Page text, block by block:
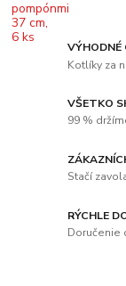
VÝHODNÉ
Kotlíky za
VŠETKO
99 %
Stačí
RÝCHLE
Doručenie